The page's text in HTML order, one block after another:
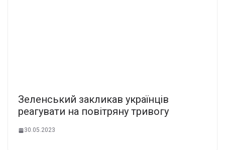
Зеленський закликав українців
реагувати на повітряну тривогу
30.05.2023